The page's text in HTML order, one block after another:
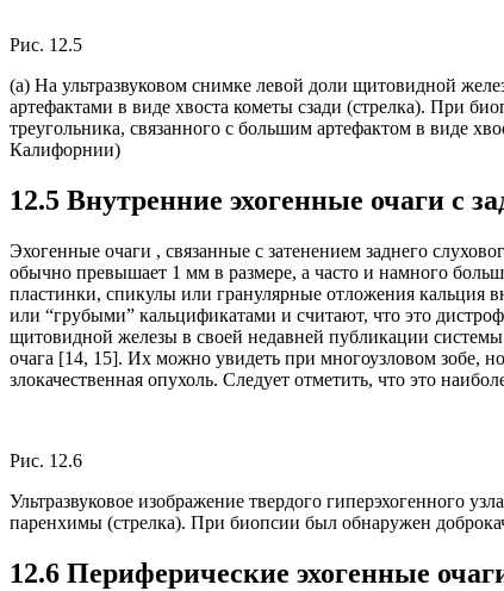
Рис. 12.5
(a) На ультразвуковом снимке левой доли щитовидной
артефактами в виде хвоста кометы сзади (стрелка). При
треугольника, связанного с большим артефактом в виде
Калифорнии)
12.5 Внутренние эхогенные очаги с
Эхогенные очаги , связанные с затенением заднего
обычно превышает 1 мм в размере, а часто и намного
пластинки, спикулы или гранулярные отложения кальция
или “грубыми” кальцификатами и считают, что это
щитовидной железы в своей недавней публикации
очага [14, 15]. Их можно увидеть при многоузловом зобе,
злокачественная опухоль. Следует отметить, что это
Рис. 12.6
Ультразвуковое изображение твердого гиперэхогенного
паренхимы (стрелка). При биопсии был обнаружен
12.6 Периферические эхогенные